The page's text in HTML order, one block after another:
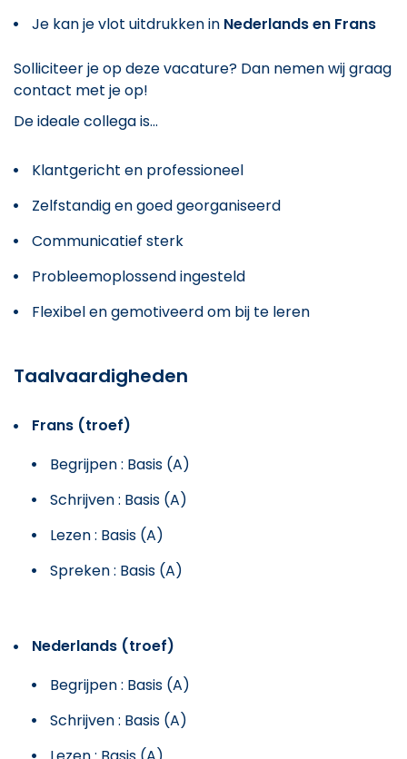
Je kan je vlot uitdrukken in Nederlands en Frans
Solliciteer je op deze vacature? Dan nemen wij graag
contact met je op!
De ideale collega is...
Klantgericht en professioneel
Zelfstandig en goed georganiseerd
Communicatief sterk
Probleemoplossend ingesteld
Flexibel en gemotiveerd om bij te leren
Taalvaardigheden
Frans (troef)
Begrijpen : Basis (A)
Schrijven : Basis (A)
Lezen : Basis (A)
Spreken : Basis (A)
Nederlands (troef)
Begrijpen : Basis (A)
Schrijven : Basis (A)